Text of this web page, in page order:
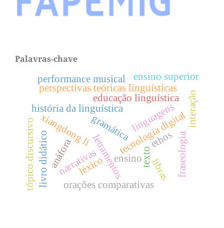
Palavras-chave
linguagens
letramentosensino
tecnologia digital
gramática
história da linguística
texto
educação linguística
xiangdong li
narrativas
interação
tópico discursivo anáfora
orações comparativas
perspectivas teóricas linguísticas
livro didático
performance musical
ethos fraseologia
léxico libras
ensino superior